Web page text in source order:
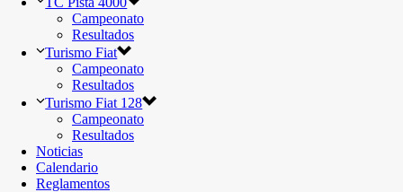
Campeonato
Resultados
Turismo Fiat
Campeonato
Resultados
Turismo Fiat 128
Campeonato
Resultados
Noticias
Calendario
Reglamentos